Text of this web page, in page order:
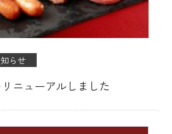
式燻製
ミアム
ーズ「ナトゥア」
らせ
ニューアルしました